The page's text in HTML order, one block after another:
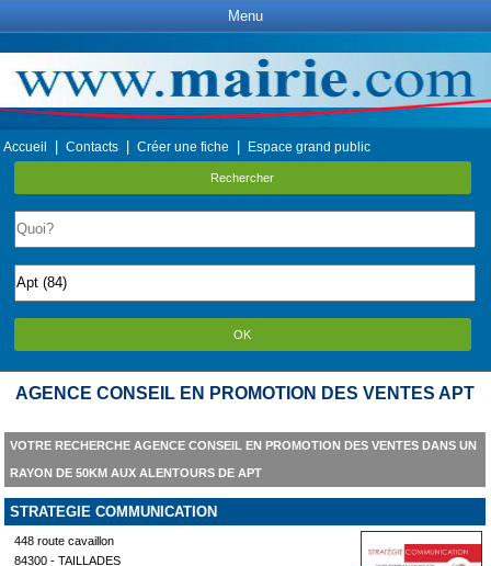
Menu
Accueil Contacts Créer une fiche Espace grand public
Rechercher
OK
AGENCE CONSEIL EN PROMOTION DES VENTES APT
VOTRE RECHERCHE AGENCE CONSEIL EN PROMOTION DES VENTES DANS UN
RAYON DE 50KM AUX ALENTOURS DE APT
STRATEGIE COMMUNICATION
448 route cavaillon
84300 - TAILLADES